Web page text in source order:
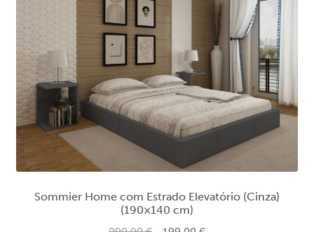
Sommier Home com Estrado Elevatório (Cinza)
(190×140 cm)